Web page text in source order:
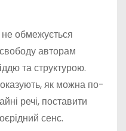
не обмежується
авторам
та структурою.
як можна по-
речі, поставити
сенс.